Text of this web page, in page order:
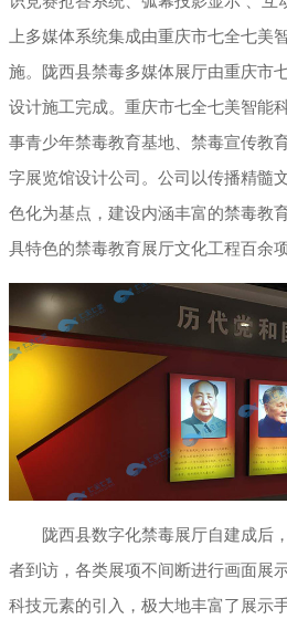
上多媒体系统集成由重庆市七全七美
施。陇西县禁毒多媒体展厅由重庆市
设计施工完成。重庆市七全七美智能
事青少年禁毒教育基地、禁毒宣传教
字展览馆设计公司。公司以传播精髓
色化为基点，建设内涵丰富的禁毒教
具特色的禁毒教育展厅文化工程百余
陇西县数字化禁毒展厅自建成后
者到访，各类展项不间断进行画面展
科技元素的引入，极大地丰富了展示